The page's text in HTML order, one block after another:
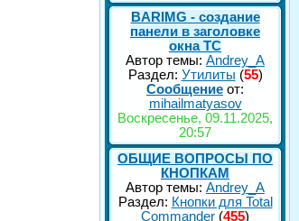
BARIMG - создание
панели в заголовке
окна TC
Автор темы: Andrey_A
Раздел: Утилиты (55)
Сообщение от:
mihailmatyasov
Воскресенье, 09.11.2025,
20:57
ОБЩИЕ ВОПРОСЫ ПО
КНОПКАМ
Автор темы: Andrey_A
Раздел: Кнопки для Total
Commander (455)